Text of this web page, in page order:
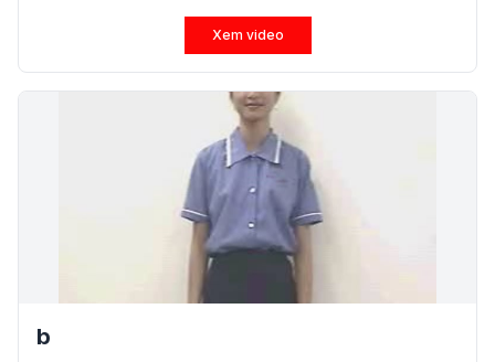
Xem video
b